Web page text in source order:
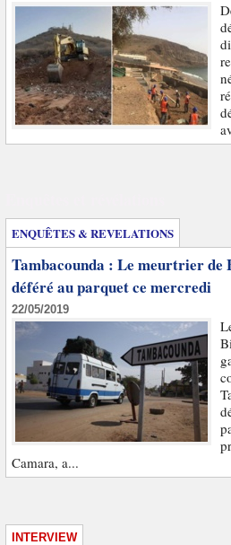
ENQUÊTES & REVELATIONS
Tambacounda : Le meurtrier de
déféré au parquet ce mercredi
22/05/2019
Camara, a...
INTERVIEW